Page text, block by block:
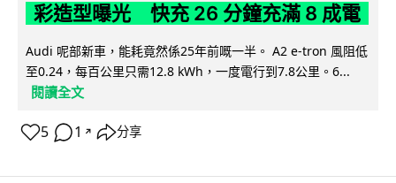
彩造型曝光 快充 26 分鐘充滿 8 成電
Audi 呢部新車，能耗竟然係25年前嘅一半。 A2 e-tron 風阻低
至0.24，每百公里只需12.8 kWh，一度電行到7.8公里。6...
閱讀全文
5 1 ↗ 分享